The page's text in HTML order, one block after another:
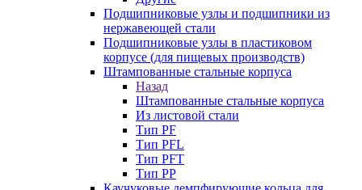
Подшипниковые узлы и подшипники из
нержавеющей стали
Подшипниковые узлы в пластиковом
корпусе (для пищевых производств)
Штампованные стальные корпуса
Назад
Штампованные стальные корпуса
Из листовой стали
Тип PF
Тип PFL
Тип PFT
Тип PP